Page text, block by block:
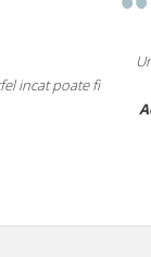
incat poate fi